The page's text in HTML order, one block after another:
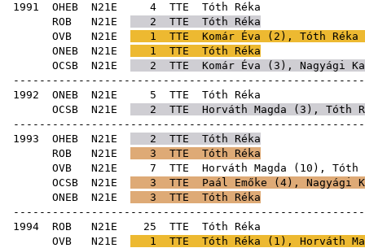
1991 OHEB N21E 4 TTE
ROB N21E 2 TTE Tóth Réka
OVB N21E 1 TTE Komár Éva ( 2 ), Tóth Réka
ONEB N21E 1 TTE Tóth Réka
OCSB N21E 2 TTE Komár Éva ( 3 ), Nagyági
1992 ONEB N21E 5 TTE
OCSB N21E 2 TTE Horváth Magda ( 3 ), Tóth
1993 OHEB N21E 2 TTE Tóth Réka
ROB N21E 3 TTE Tóth Réka
OVB N21E 7 TTE Horváth Magda ( 10 ), Tóth
OCSB N21E 3 TTE Paál Emőke ( 4 ), Nagyági
ONEB N21E 3 TTE Tóth Réka
1994 ROB N21E 25 TTE
OVB N21E 1 TTE Tóth Réka ( 1 ), Horváth